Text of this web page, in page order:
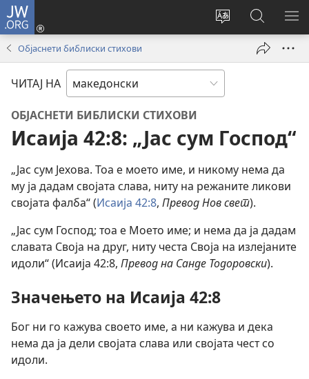
JW.ORG
Смени
јазикот
на
страницата
Најави
се
window)
на
JW.ORG/
Објаснети библиски стихови
ЧИТАЈ НА
ОБЈАСНЕТИ БИБЛИСКИ СТИХОВИ
Исаија 42:8: „Јас сум Господ“
„Јас сум Јехова. Тоа е моето име, и никому нема да
му ја дадам својата слава, ниту на режаните ликови
својата фалба“ (Исаија 42:8, Превод Нов свет).
„Јас сум Господ; тоа е Моето име; и нема да ја дадам
славата Своја на друг, ниту честа Своја на излејаните
идоли“ (Исаија 42:8, Превод на Санде Тодоровски).
Значењето на Исаија 42:8
Бог ни го кажува своето име, а ни кажува и дека
нема да ја дели својата слава или својата чест со
идоли.